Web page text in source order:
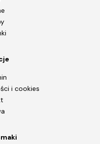
i cookies